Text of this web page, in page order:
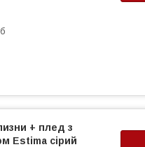
+ плед з
Estima сірий